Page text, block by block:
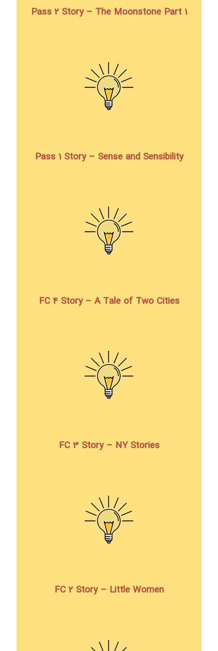
Pass 2 Story – The Moonstone Part 1
Pass 1 Story – Sense and Sensibility
FC 4 Story – A Tale of Two Cities
FC 3 Story – NY Stories
FC 2 Story – Little Women